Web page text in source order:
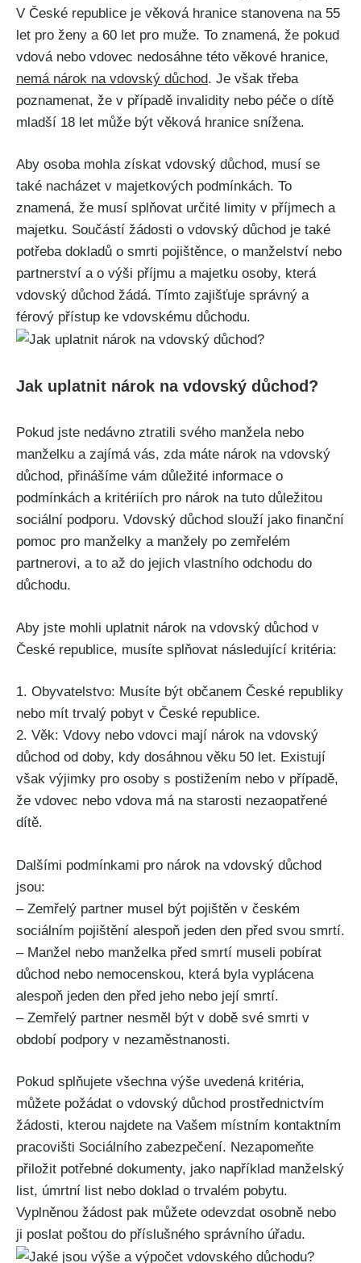
V České republice je věková hranice stanovena na 55
let pro ženy a 60 let pro muže. To znamená, že pokud
vdová nebo vdovec nedosáhne této věkové hranice,
nemá nárok na vdovský důchod. Je však třeba
poznamenat, že v případě invalidity nebo péče o dítě
mladší 18 let může být věková hranice snížena.
Aby osoba mohla získat vdovský důchod, musí se
také nacházet v majetkových podmínkách. To
znamená, že musí splňovat určité limity v příjmech a
majetku. Součástí žádosti o vdovský důchod je také
potřeba dokladů o smrti pojištěnce, o manželství nebo
partnerství a o výši příjmu a majetku osoby, která
vdovský důchod žádá. Tímto zajišťuje správný a
férový přístup ke vdovskému důchodu.
Jak uplatnit nárok na vdovský důchod?
Pokud jste nedávno ztratili svého manžela nebo
manželku a zajímá vás, zda máte nárok na vdovský
důchod, přinášíme vám důležité informace o
podmínkách a kritériích pro nárok na tuto důležitou
sociální podporu. Vdovský důchod slouží jako finanční
pomoc pro manželky a manžely po zemřelém
partnerovi, a to až do jejich vlastního odchodu do
důchodu.
Aby jste mohli uplatnit nárok na vdovský důchod v
České republice, musíte splňovat následující kritéria:
1. Obyvatelstvo: Musíte být občanem České republiky
nebo mít trvalý pobyt v České republice.
2. Věk: Vdovy nebo vdovci mají nárok na vdovský
důchod od doby, kdy dosáhnou věku 50 let. Existují
však výjimky pro osoby s postižením nebo v případě,
že vdovec nebo vdova má na starosti nezaopatřené
dítě.
Dalšími podmínkami pro nárok na vdovský důchod
jsou:
– Zemřelý partner musel být pojištěn v českém
sociálním pojištění alespoň jeden den před svou smrtí.
– Manžel nebo manželka před smrtí museli pobírat
důchod nebo nemocenskou, která byla vyplácena
alespoň jeden den před jeho nebo její smrtí.
– Zemřelý partner nesměl být v době své smrti v
období podpory v nezaměstnanosti.
Pokud splňujete všechna výše uvedená kritéria,
můžete požádat o vdovský důchod prostřednictvím
žádosti, kterou najdete na Vašem místním kontaktním
pracovišti Sociálního zabezpečení. Nezapomeňte
přiložit potřebné dokumenty, jako například manželský
list, úmrtní list nebo doklad o trvalém pobytu.
Vyplněnou žádost pak můžete odevzdat osobně nebo
ji poslat poštou do příslušného správního úřadu.